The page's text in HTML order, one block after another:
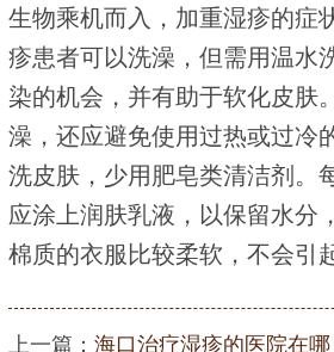
生物乘机而入，加重湿疹的症
疹患者可以洗澡，但需用温水
染的机会，并有助于软化皮肤
澡，还应避免使用过热或过冷
洗皮肤，少用肥皂类清洁剂。
应涂上润肤乳液，以保留水分
棉质的衣服比较柔软，不会引
上一篇： 海口治疗湿疹的医院在哪